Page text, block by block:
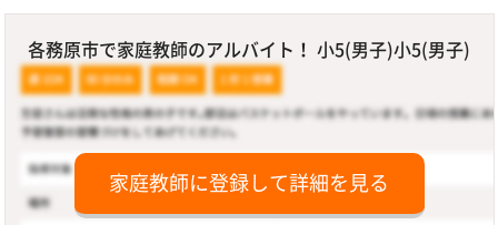
各務原市で家庭教師のアルバイト！ 小5(男子)小5(男子)
家庭教師に登録して詳細を見る